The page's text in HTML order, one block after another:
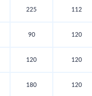
225 112
90 120
120 120
180 120